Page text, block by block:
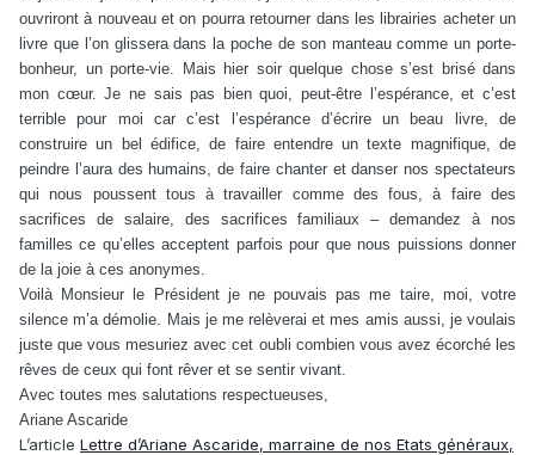
ouvriront à nouveau et on pourra retourner dans les librairies acheter un
livre que l’on glissera dans la poche de son manteau comme un porte-
bonheur, un porte-vie. Mais hier soir quelque chose s’est brisé dans
mon cœur. Je ne sais pas bien quoi, peut-être l’espérance, et c’est
terrible pour moi car c’est l’espérance d’écrire un beau livre, de
construire un bel édifice, de faire entendre un texte magnifique, de
peindre l’aura des humains, de faire chanter et danser nos spectateurs
qui nous poussent tous à travailler comme des fous, à faire des
sacrifices de salaire, des sacrifices familiaux – demandez à nos
familles ce qu’elles acceptent parfois pour que nous puissions donner
de la joie à ces anonymes.
Voilà Monsieur le Président je ne pouvais pas me taire, moi, votre
silence m’a démolie. Mais je me relèverai et mes amis aussi, je voulais
juste que vous mesuriez avec cet oubli combien vous avez écorché les
rêves de ceux qui font rêver et se sentir vivant.
Avec toutes mes salutations respectueuses,
Ariane Ascaride
L’article Lettre d’Ariane Ascaride, marraine de nos Etats généraux,